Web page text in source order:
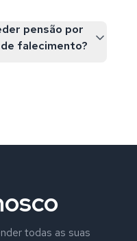
pensão por
falecimento?
todas as suas